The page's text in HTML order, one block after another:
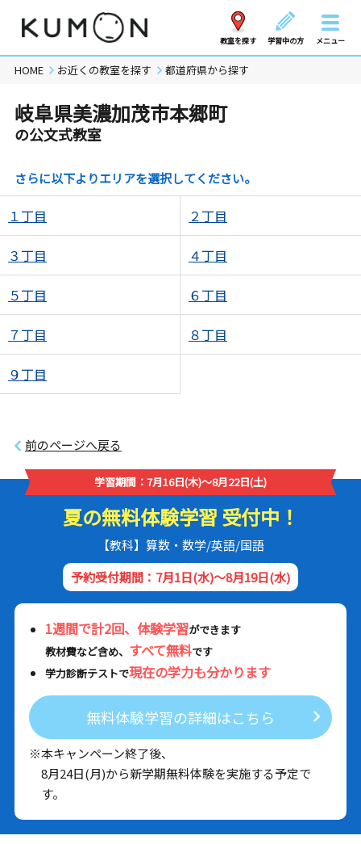
教室を探す 学習中の方 メニュー
HOME お近くの教室を探す 都道府県から探す
岐阜県美濃加茂市本郷町
の公文式教室
さらに以下よりエリアを選択してください。
１丁目 ２丁目
３丁目 ４丁目
５丁目 ６丁目
７丁目 ８丁目
９丁目
前のページへ戻る
学習期間：7月16日(木)～8月22日(土)
夏の無料体験学習 受付中！
【教科】算数・数学/英語/国語
予約受付期間：7月1日(水)～8月19日(水)
1週間で計2回、体験学習ができます
教材費など含め、 すべて無料です
学力診断テストで現在の学力も分かります
無料体験学習の詳細はこちら
※本キャンペーン終了後、
8月24日(月)から新学期無料体験を実施する予定で
す。